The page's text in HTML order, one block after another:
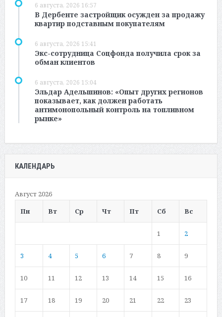
6 августа, 2026 16:57
В Дербенте застройщик осужден за продажу
квартир подставным покупателям
6 августа, 2026 15:41
Экс-сотрудница Соцфонда получила срок за
обман клиентов
6 августа, 2026 15:04
Эльдар Адельшинов: «Опыт других регионов
показывает, как должен работать
антимонопольный контроль на топливном
рынке»
КАЛЕНДАРЬ
Август 2026
Пн
Вт Ср Чт Пт Сб Вс
1 2
3 4 5 6 7 8 9
10 11 12 13 14 15 16
17 18 19 20 21 22 23